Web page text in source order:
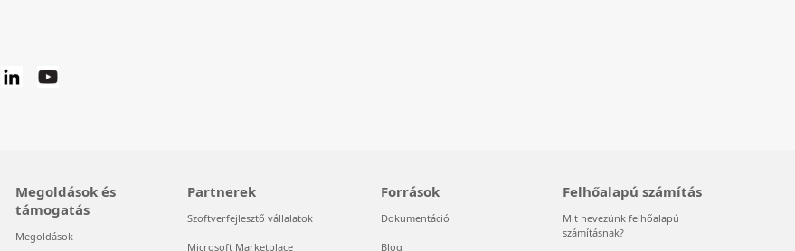
Megoldások és
támogatás
Megoldások
Partnerek
Szoftverfejlesztő vállalatok
Microsoft Marketplace
Források
Dokumentáció
Blog
Felhőalapú számítás
Mit nevezünk felhőalapú
számításnak?